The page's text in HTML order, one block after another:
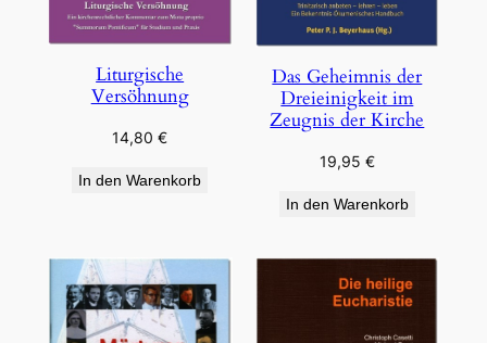
Liturgische
Versöhnung
14,80€
In den Warenkorb
Das Geheimnis der
Dreieinigkeit im
Zeugnis der Kirche
19,95 €
In den Warenkorb